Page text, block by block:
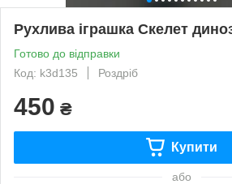
Рухлива іграшка Скелет
Готово до відправки
Код: k3d135
Роздріб
450 ₴
Купити
або